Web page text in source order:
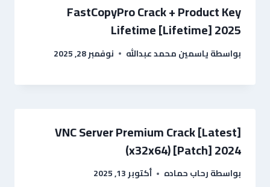
FastCopyPro Crack + Product Key
Lifetime [Lifetime] 2025
بواسطةياسمين محمد عبدالله نوفمبر 28, 2025
VNC Server Premium Crack [Latest]
(x32x64) [Patch] 2024
بواسطةرحاب حماده أكتوبر 13, 2025